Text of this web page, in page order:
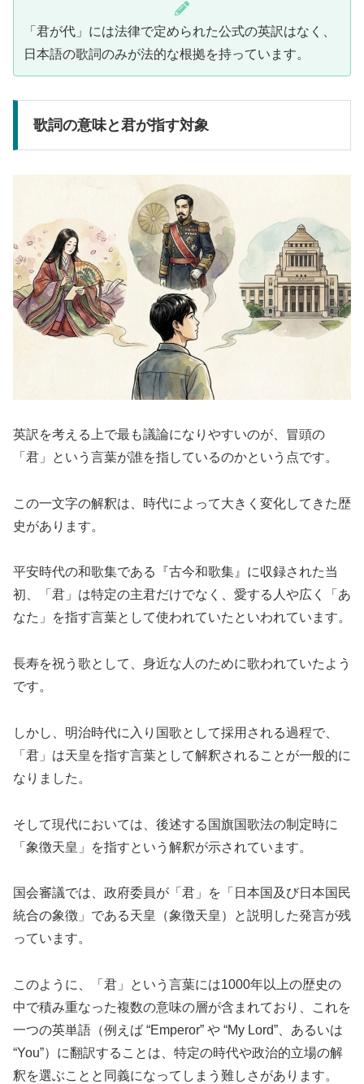
「君が代」には法律で定められた公式の英訳はなく、
日本語の歌詞のみが法的な根拠を持っています。
歌詞の意味と君が指す対象
英訳を考える上で最も議論になりやすいのが、冒頭の
「君」という言葉が誰を指しているのかという点です。
この一文字の解釈は、時代によって大きく変化してきた歴
史があります。
平安時代の和歌集である『古今和歌集』に収録された当
初、「君」は特定の主君だけでなく、愛する人や広く「あ
なた」を指す言葉として使われていたといわれています。
長寿を祝う歌として、身近な人のために歌われていたよう
です。
しかし、明治時代に入り国歌として採用される過程で、
「君」は天皇を指す言葉として解釈されることが一般的に
なりました。
そして現代においては、後述する国旗国歌法の制定時に
「象徴天皇」を指すという解釈が示されています。
国会審議では、政府委員が「君」を「日本国及び日本国民
統合の象徴」である天皇（象徴天皇）と説明した発言が残
っています。
このように、「君」という言葉には1000年以上の歴史の
中で積み重なった複数の意味の層が含まれており、これを
一つの英単語（例えば “Emperor” や “My Lord”、あるいは
“You”）に翻訳することは、特定の時代や政治的立場の解
釈を選ぶことと同義になってしまう難しさがあります。